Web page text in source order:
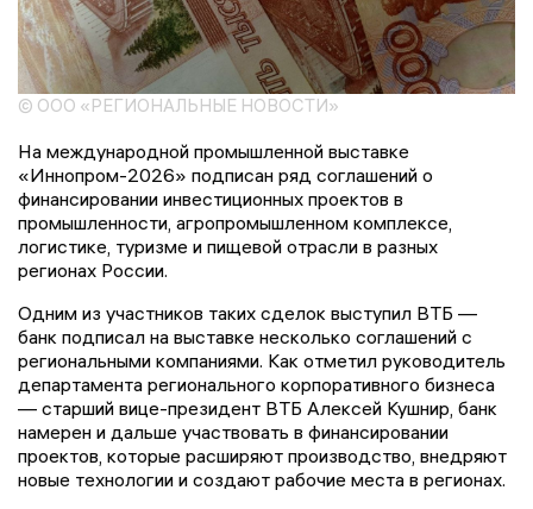
© ООО «РЕГИОНАЛЬНЫЕ НОВОСТИ»
На международной промышленной выставке
«Иннопром-2026» подписан ряд соглашений о
финансировании инвестиционных проектов в
промышленности, агропромышленном комплексе,
логистике, туризме и пищевой отрасли в разных
регионах России.
Одним из участников таких сделок выступил ВТБ —
банк подписал на выставке несколько соглашений с
региональными компаниями. Как отметил руководитель
департамента регионального корпоративного бизнеса
— старший вице-президент ВТБ Алексей Кушнир, банк
намерен и дальше участвовать в финансировании
проектов, которые расширяют производство, внедряют
новые технологии и создают рабочие места в регионах.